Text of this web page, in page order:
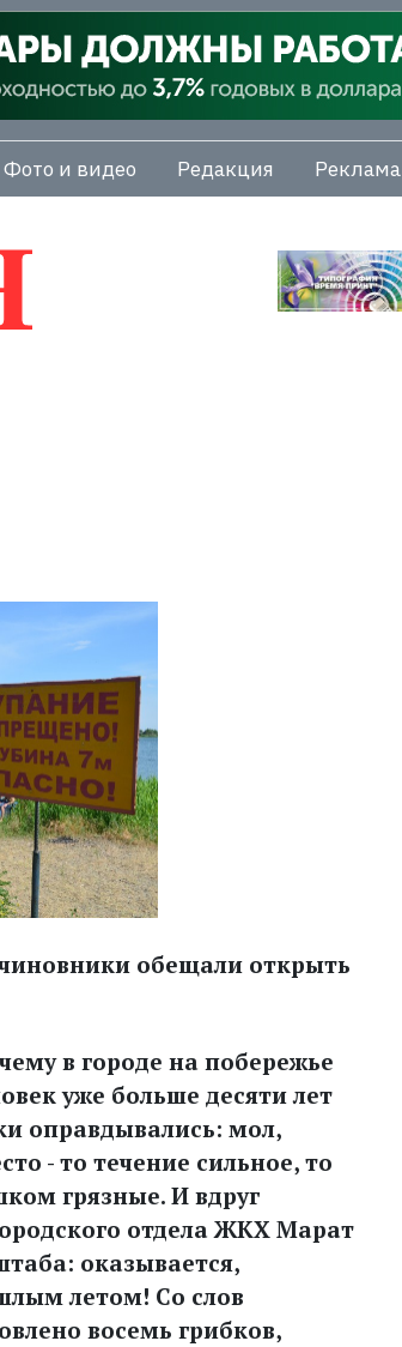
Фото и видео Редакция Реклама
обещали открыть
в городе на побережье
уже больше десяти лет
оправдывались: мол,
- то течение сильное, то
грязные. И вдруг
отдела ЖКХ Марат
оказывается,
летом! Со слов
восемь грибков,